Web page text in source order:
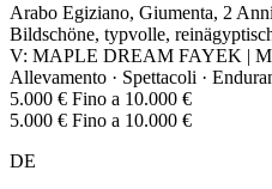
Arabo Egiziano, Giumenta, 2
Bildschöne, typvolle,
V: MAPLE DREAM FAYEK |
Allevamento · Spettacoli ·
5.000 € Fino a 10.000 €
5.000 € Fino a 10.000 €
DE